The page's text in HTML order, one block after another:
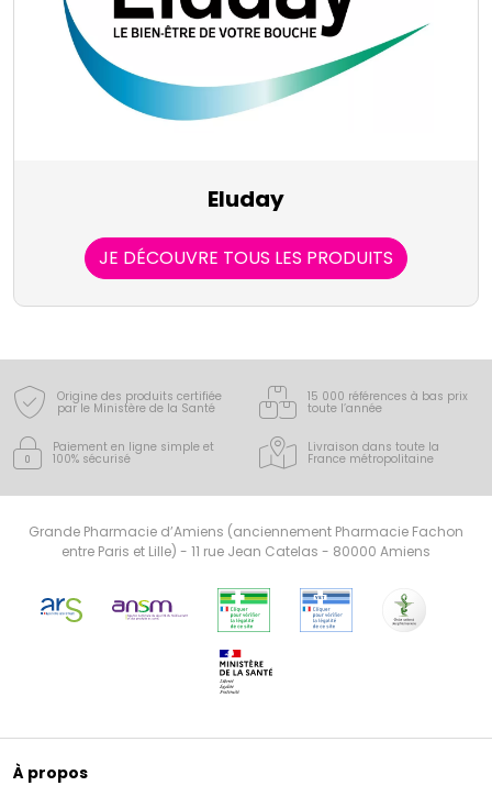
Eluday
JE DÉCOUVRE TOUS LES PRODUITS
Origine des produits certifiée
par le Ministère de la Santé
15 000 références à bas prix
toute l’année
Paiement en ligne simple et
100% sécurisé
Livraison dans toute la
France métropolitaine
Grande Pharmacie d’Amiens (anciennement Pharmacie Fachon
entre Paris et Lille) - 11 rue Jean Catelas - 80000 Amiens
À propos